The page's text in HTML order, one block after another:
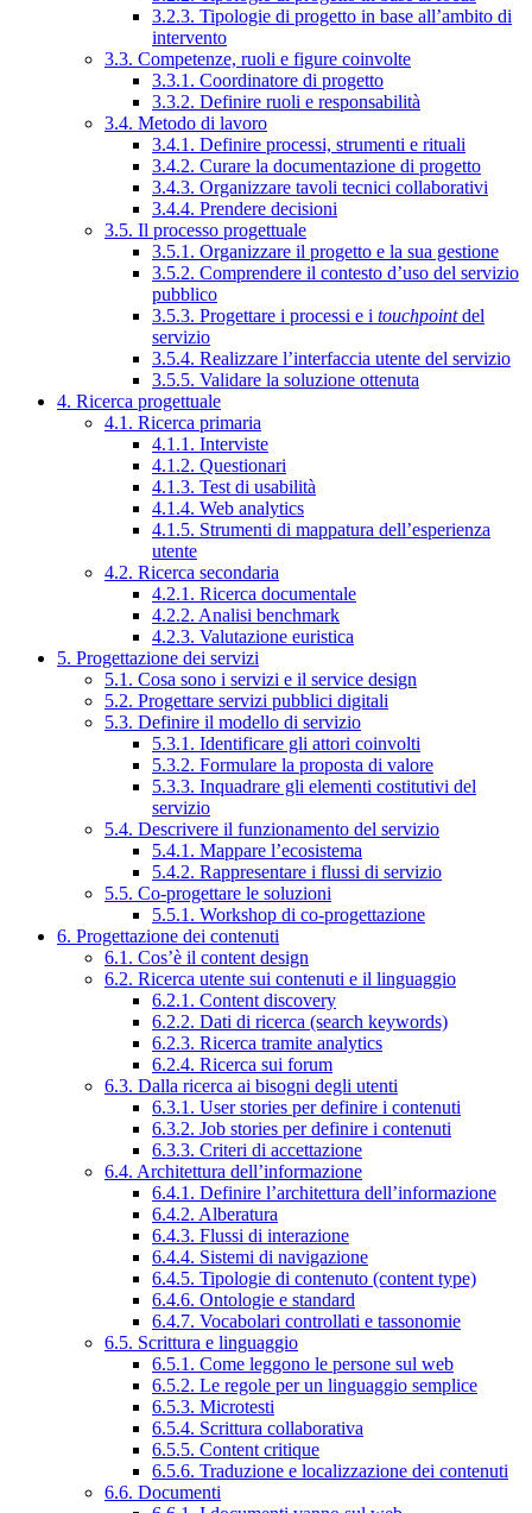
3.2.3. Tipologie di progetto in base all’ambito di
intervento
3.3. Competenze, ruoli e figure coinvolte
3.3.1. Coordinatore di progetto
3.3.2. Definire ruoli e responsabilità
3.4. Metodo di lavoro
3.4.1. Definire processi, strumenti e rituali
3.4.2. Curare la documentazione di progetto
3.4.3. Organizzare tavoli tecnici collaborativi
3.4.4. Prendere decisioni
3.5. Il processo progettuale
3.5.1. Organizzare il progetto e la sua gestione
3.5.2. Comprendere il contesto d’uso del servizio
pubblico
3.5.3. Progettare i processi e i touchpointdel
servizio
3.5.4. Realizzare l’interfaccia utente del servizio
3.5.5. Validare la soluzione ottenuta
4. Ricerca progettuale
4.1. Ricerca primaria
4.1.1. Interviste
4.1.2. Questionari
4.1.3. Test di usabilità
4.1.4. Web analytics
4.1.5. Strumenti di mappatura dell’esperienza
utente
4.2. Ricerca secondaria
4.2.1. Ricerca documentale
4.2.2. Analisi benchmark
4.2.3. Valutazione euristica
5. Progettazione dei servizi
5.1. Cosa sono i servizi e il service design
5.2. Progettare servizi pubblici digitali
5.3. Definire il modello di servizio
5.3.1. Identificare gli attori coinvolti
5.3.2. Formulare la proposta di valore
5.3.3. Inquadrare gli elementi costitutivi del
servizio
5.4. Descrivere il funzionamento del servizio
5.4.1. Mappare l’ecosistema
5.4.2. Rappresentare i flussi di servizio
5.5. Co-progettare le soluzioni
5.5.1. Workshop di co-progettazione
6. Progettazione dei contenuti
6.1. Cos’è il content design
6.2. Ricerca utente sui contenuti e il linguaggio
6.2.1. Content discovery
6.2.2. Dati di ricerca (search keywords)
6.2.3. Ricerca tramite analytics
6.2.4. Ricerca sui forum
6.3. Dalla ricerca ai bisogni degli utenti
6.3.1. User stories per definire i contenuti
6.3.2. Job stories per definire i contenuti
6.3.3. Criteri di accettazione
6.4. Architettura dell’informazione
6.4.1. Definire l’architettura dell’informazione
6.4.2. Alberatura
6.4.3. Flussi di interazione
6.4.4. Sistemi di navigazione
6.4.5. Tipologie di contenuto (content type)
6.4.6. Ontologie e standard
6.4.7. Vocabolari controllati e tassonomie
6.5. Scrittura e linguaggio
6.5.1. Come leggono le persone sul web
6.5.2. Le regole per un linguaggio semplice
6.5.3. Microtesti
6.5.4. Scrittura collaborativa
6.5.5. Content critique
6.5.6. Traduzione e localizzazione dei contenuti
6.6. Documenti